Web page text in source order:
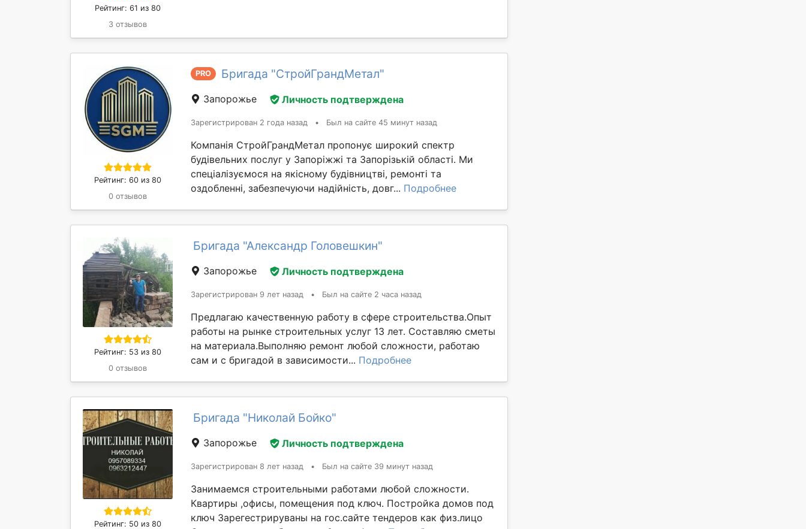
Рейтинг: 61 из 80
3 отзывов
Рейтинг: 60 из 80
0 отзывов
PRO Бригада "СтройГрандМетал"
Запорожье Личность подтверждена
Зарегистрирован 2 года назад • Был на сайте 45 минут назад
Компанія СтройГрандМетал пропонує широкий спектр
будівельних послуг у Запоріжжі та Запорізькій області. Ми
спеціалізуємося на якісному будівництві, ремонті та
оздобленні, забезпечуючи надійність, довг... Подробнее
Рейтинг: 53 из 80
0 отзывов
Бригада "Александр Головешкин"
Запорожье Личность подтверждена
Зарегистрирован 9 лет назад • Был на сайте 2 часа назад
Предлагаю качественную работу в сфере строительства.Опыт
работы на рынке строительных услуг 13 лет. Составляю сметы
на материала.Выполняю ремонт любой сложности, работаю
сам и с бригадой в зависимости... Подробнее
Рейтинг: 50 из 80
Бригада "Николай Бойко"
Запорожье Личность подтверждена
Зарегистрирован 8 лет назад • Был на сайте 39 минут назад
Занимаемся строительными работами любой сложности.
Квартиры ,офисы, помещения под ключ. Постройка домов под
ключ Зарегестрируваны на гос.сайте тендеров как физ.лицо